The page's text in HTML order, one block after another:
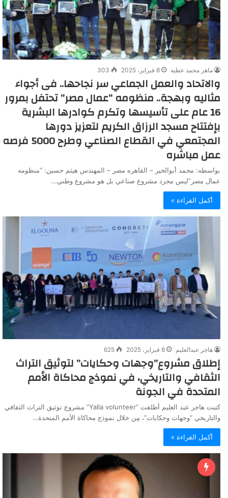
ماهر محمد عطيه 8 فبراير، 2025 303
والاتحاد والعمل الجماعي سر نجاحها.. فى أجواء
مثاليه وبهجة.. منظومه “عمال مصر” تحتفل بمرور
16 عام على تأسيسها وتكرم كوادرها البشرية
بإفتتاح مسجد الرزاق الكريم لتعزيز دورها
المجتمعي في القطاع الصناعي وطرح 5000 فرصه
عمل مباشره
بواسطه: محمد أبوالخير – القاهره مصر – المهندس هيثم حسين: “منظومه
عمال مصر”ليس مجرد مشروع صناعي بل هو مشروع وطني…
أكمل القراءة »
هاجر عبدالعليم 8 فبراير، 2025 625
إطلاق مشروع”وجهات وحكايات” لتوثيق التراث
الثقافي والتاريخي، في نموذج محاكاة الأمم
المتحدة في الجونة
كتبت هاجر عبد العليم أطلقت “Yalla volunteer” مشروع توثيق التراث الثقافي
والتاريخي “وجهات وحكايات”، مِن خلال نموذج محاكاة الأمم المتحدة…
أكمل القراءة »